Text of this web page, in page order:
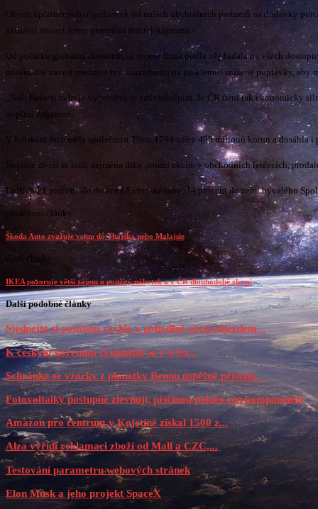
Objem uplatněných objednávek od našich obchodních partnerů na dodávky
aktuální situaci firmy generální ředitel Argmann.
Od počátku globální ekonomické recese firma podle něj žádala na všech
minimálně zavést možnost tzv. kurzarbeitu na překlenutí snížené poptávky, aby
„Naší žádosti nebylo vyhověno se zdůvodněním, že ČR není tak ekonomicky
doplnil Argamnn.
V loňském roce měla společnost Thun 1794 tržby 496 milionů korun a dosáhla
Nejvíce zboží se loni, zejména díky promo akcím v obchodních řetězcích,
Dalších 21 procent šlo do zemí Evropské unie, 14 procent do zemí bývalého
předchozí články
Škoda Auto zvažuje vstup do Thajska nebo Malajsie
další články
IKEA pozoruje větší zájem o použitý nábytek a v ČR dlouhodobě zlevní
Další podobné články
Sjednejte si pojištění rychle a pohodlně před odjezdem...
K českým kořenům či identitě se v USA...
Schránka se vzorky z planetky Bennu úspěšně přistála...
Fotovoltaiky postupně zlevňují, příčinou pokles cen komponentů
Amazon pro centrum v Kojetíně získal 1500 z...
Alza vyřídí reklamaci zboží od Mall a CZC,...
Testování parametru webových stránek
Elon Musk a jeho projekt SpaceX